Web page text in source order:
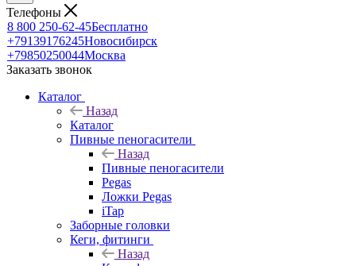
Телефоны
8 800 250-62-45Бесплатно
+79139176245Новосибирск
+79850250044Москва
Заказать звонок
Каталог
Назад
Каталог
Пивные пеногасители
Назад
Пивные пеногасители
Pegas
Ложки Pegas
iTap
Заборные головки
Кеги, фитинги
Назад